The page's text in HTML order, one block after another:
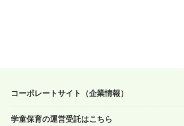
コーポレートサイト（企業情報）
学童保育の運営受託はこちら